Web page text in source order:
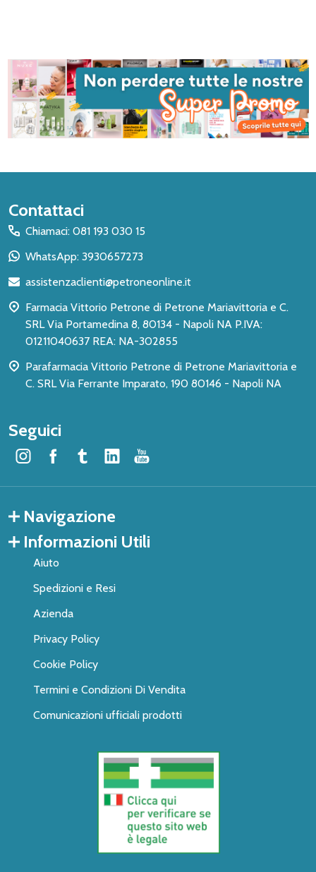
Inizio
del
piè
pagina
Contattaci
Chiamaci: 081 193 030 15
WhatsApp: 3930657273
assistenzaclienti@petroneonline.it
Farmacia Vittorio Petrone di Petrone Mariavittoria e C.
SRL Via Portamedina 8, 80134 - Napoli NA P.IVA:
01211040637 REA: NA-302855
Parafarmacia Vittorio Petrone di Petrone Mariavittoria e
C. SRL Via Ferrante Imparato, 190 80146 - Napoli NA
Seguici
Navigazione
Informazioni Utili
Aiuto
Spedizioni e Resi
Azienda
Privacy Policy
Cookie Policy
Termini e Condizioni Di Vendita
Comunicazioni ufficiali prodotti